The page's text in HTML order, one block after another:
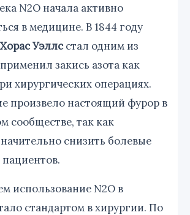
N2O начала активно
в медицине. В 1844 году
Хорас Уэллсстал одним из
закись азота как
хирургических операциях.
произвело настоящий фурор в
сообществе, так как
снизить болевые
использование N2O в
стандартом в хирургии. По